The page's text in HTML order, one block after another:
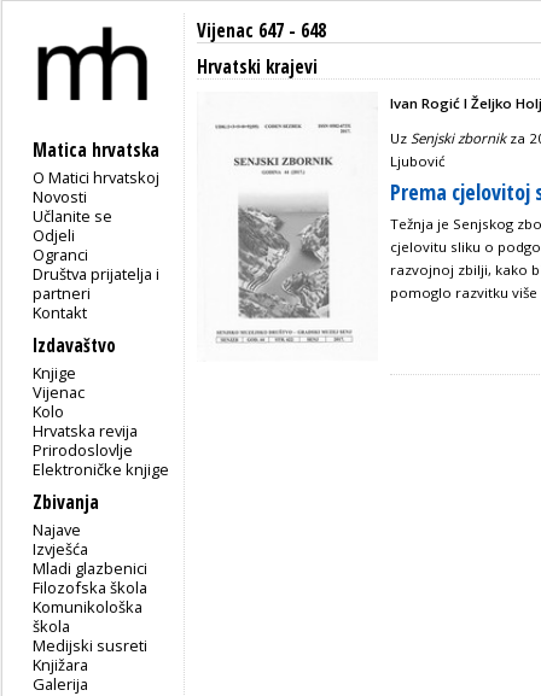
Matica hrvatska
O Matici hrvatskoj
Novosti
Učlanite se
Odjeli
Ogranci
Društva prijatelja i
partneri
Kontakt
Izdavaštvo
Knjige
Vijenac
Kolo
Hrvatska revija
Prirodoslovlje
Elektroničke knjige
Zbivanja
Najave
Izvješća
Mladi glazbenici
Filozofska škola
Komunikološka
škola
Medijski susreti
Knjižara
Galerija
Vijenac 647 - 648
Hrvatski krajevi
Ivan Rogić I Željko
Uz Senjski zbornikza
Ljubović
Prema cjelovitoj
Težnja je Senjskog
cjelovitu sliku o
razvojnoj zbilji, kako
pomoglo razvitku